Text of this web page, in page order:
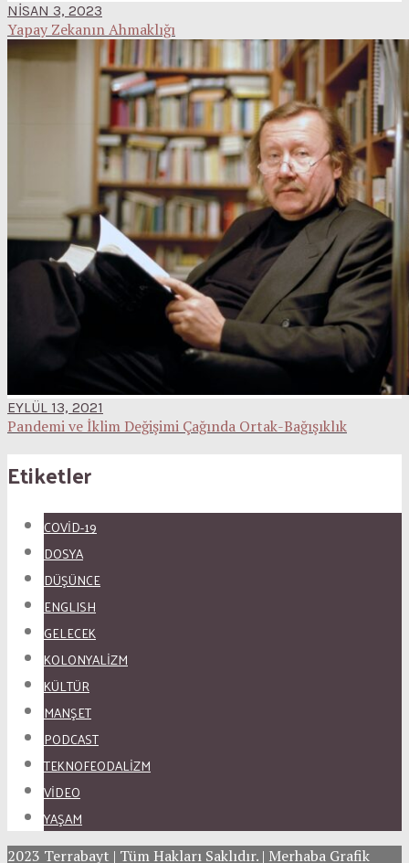
NISAN 3, 2023
Yapay Zekanın Ahmaklığı
EYLÜL 13, 2021
Pandemi ve İklim Değişimi Çağında Ortak-Bağışıklık
Etiketler
COVID-19
DOSYA
DÜŞÜNCE
ENGLISH
GELECEK
KOLONYALİZM
KÜLTÜR
MANŞET
PODCAST
TEKNOFEODALİZM
VİDEO
YAŞAM
2023 Terrabayt | Tüm Hakları Saklıdır. | Merhaba Grafik